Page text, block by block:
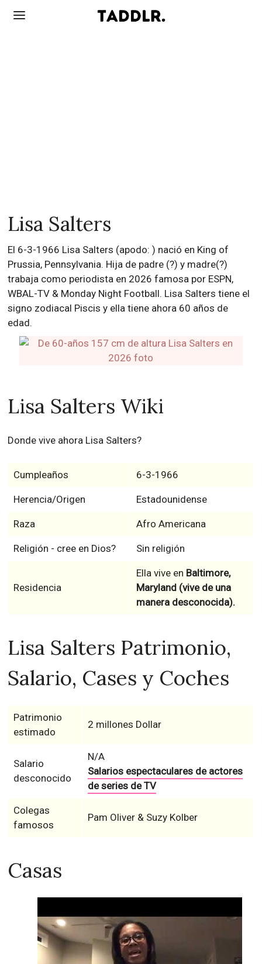
Lisa Salters
El 6-3-1966 Lisa Salters (apodo: ) nació en King of
Prussia, Pennsylvania. Hija de padre (?) y madre(?)
trabaja como periodista en 2026 famosa por ESPN,
WBAL-TV & Monday Night Football. Lisa Salters tiene el
signo zodiacal Piscis y ella tiene ahora 60 años de
edad.
Lisa Salters Wiki
Donde vive ahora Lisa Salters?
Cumpleaños 6-3-1966
Herencia/Origen Estadounidense
Raza Afro Americana
Religión - cree en Dios? Sin religión
Residencia
Ella vive en Baltimore,
Maryland (vive de una
manera desconocida).
Lisa Salters Patrimonio,
Salario, Cases y Coches
Patrimonio
estimado
2 millones Dollar
Salario
desconocido
N/A
Salarios espectaculares de actores
de series de TV
Colegas
famosos
Pam Oliver & Suzy Kolber
Casas